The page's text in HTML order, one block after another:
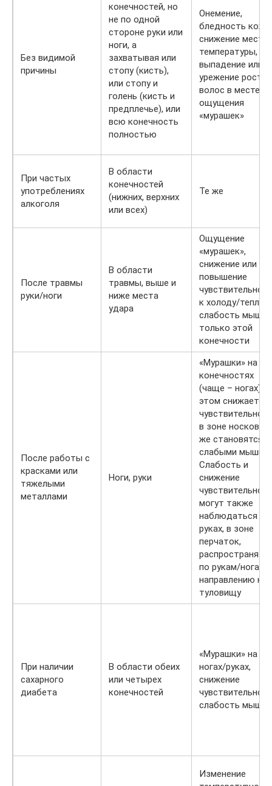
Без видимой
причины
конечностей, но
не по одной
стороне руки или
ноги, а
захватывая или
стопу (кисть),
или стопу и
голень (кисть и
предплечье), или
всю конечность
полностью
Онемение,
бледность кожи,
снижение
температуры,
выпадение или
урежение роста
волос в месте
ощущения
«мурашек»
При частых
употреблениях
алкоголя
В области
конечностей
(нижних, верхних
или всех)
Те же
После травмы
руки/ноги
В области
травмы, выше и
ниже места
удара
Ощущение
«мурашек»,
снижение или
повышение
к холоду/теплу,
слабость мышц
только этой
конечности
После работы с
красками или
тяжелыми
металлами
Ноги, руки
«Мурашки» на
конечностях
(чаще – ногах),
этом снижается
в зоне носков,
же становятся
слабыми мышцы.
Слабость и
снижение
могут также
наблюдаться на
руках, в зоне
перчаток,
по рукам/ногам
направлению к
туловищу
При наличии
сахарного
диабета
В области обеих
или четырех
конечностей
«Мурашки» на
ногах/руках,
снижение
слабость мышц
Изменение